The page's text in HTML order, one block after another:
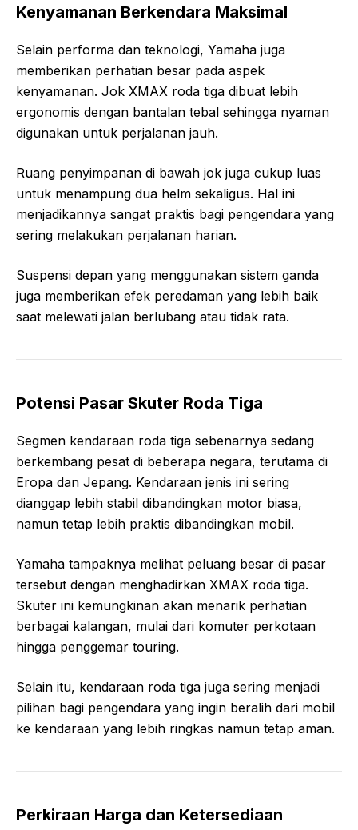
Kenyamanan Berkendara Maksimal
Selain performa dan teknologi, Yamaha juga
memberikan perhatian besar pada aspek
kenyamanan. Jok XMAX roda tiga dibuat lebih
ergonomis dengan bantalan tebal sehingga nyaman
digunakan untuk perjalanan jauh.
Ruang penyimpanan di bawah jok juga cukup luas
untuk menampung dua helm sekaligus. Hal ini
menjadikannya sangat praktis bagi pengendara yang
sering melakukan perjalanan harian.
Suspensi depan yang menggunakan sistem ganda
juga memberikan efek peredaman yang lebih baik
saat melewati jalan berlubang atau tidak rata.
Potensi Pasar Skuter Roda Tiga
Segmen kendaraan roda tiga sebenarnya sedang
berkembang pesat di beberapa negara, terutama di
Eropa dan Jepang. Kendaraan jenis ini sering
dianggap lebih stabil dibandingkan motor biasa,
namun tetap lebih praktis dibandingkan mobil.
Yamaha tampaknya melihat peluang besar di pasar
tersebut dengan menghadirkan XMAX roda tiga.
Skuter ini kemungkinan akan menarik perhatian
berbagai kalangan, mulai dari komuter perkotaan
hingga penggemar touring.
Selain itu, kendaraan roda tiga juga sering menjadi
pilihan bagi pengendara yang ingin beralih dari mobil
ke kendaraan yang lebih ringkas namun tetap aman.
Perkiraan Harga dan Ketersediaan